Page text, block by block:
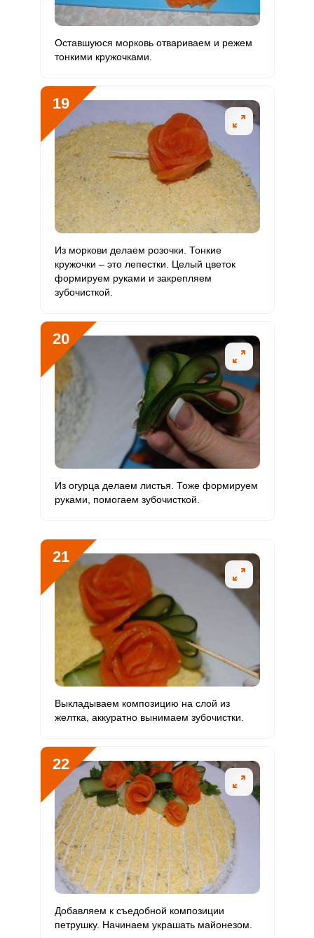
Оставшуюся морковь отвариваем и режем
тонкими кружочками.
19
Из моркови делаем розочки. Тонкие
кружочки – это лепестки. Целый цветок
формируем руками и закрепляем
зубочисткой.
20
Из огурца делаем листья. Тоже формируем
руками, помогаем зубочисткой.
21
Выкладываем композицию на слой из
желтка, аккуратно вынимаем зубочистки.
22
Добавляем к съедобной композиции
петрушку. Начинаем украшать майонезом.